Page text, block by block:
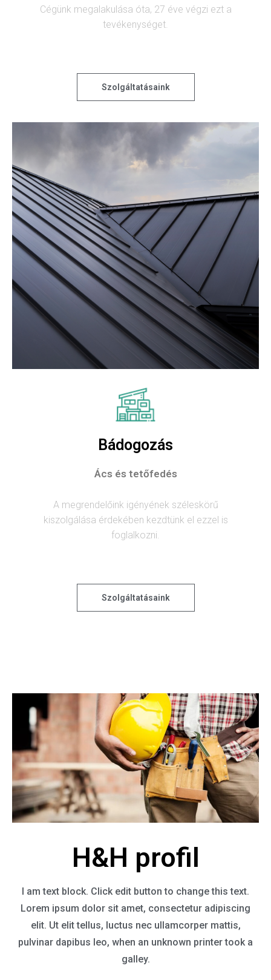
Cégünk megalakulása óta, 27 éve végzi ezt a
tevékenységet.
Szolgáltatásaink
Bádogozás
Ács és tetőfedés
A megrendelőink igényének széleskörű
kiszolgálása érdekében kezdtünk el ezzel is
foglalkozni.
Szolgáltatásaink
H&H profil
I am text block. Click edit button to change this text.
Lorem ipsum dolor sit amet, consectetur adipiscing
elit. Ut elit tellus, luctus nec ullamcorper mattis,
pulvinar dapibus leo, when an unknown printer took a
galley.